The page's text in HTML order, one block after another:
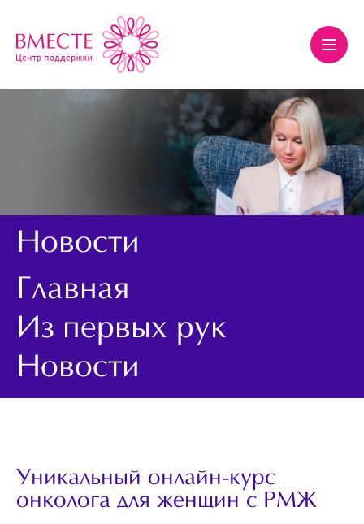
Новости
Главная
Из первых рук
Новости
Уникальный онлайн-курс
онколога для женщин с РМЖ